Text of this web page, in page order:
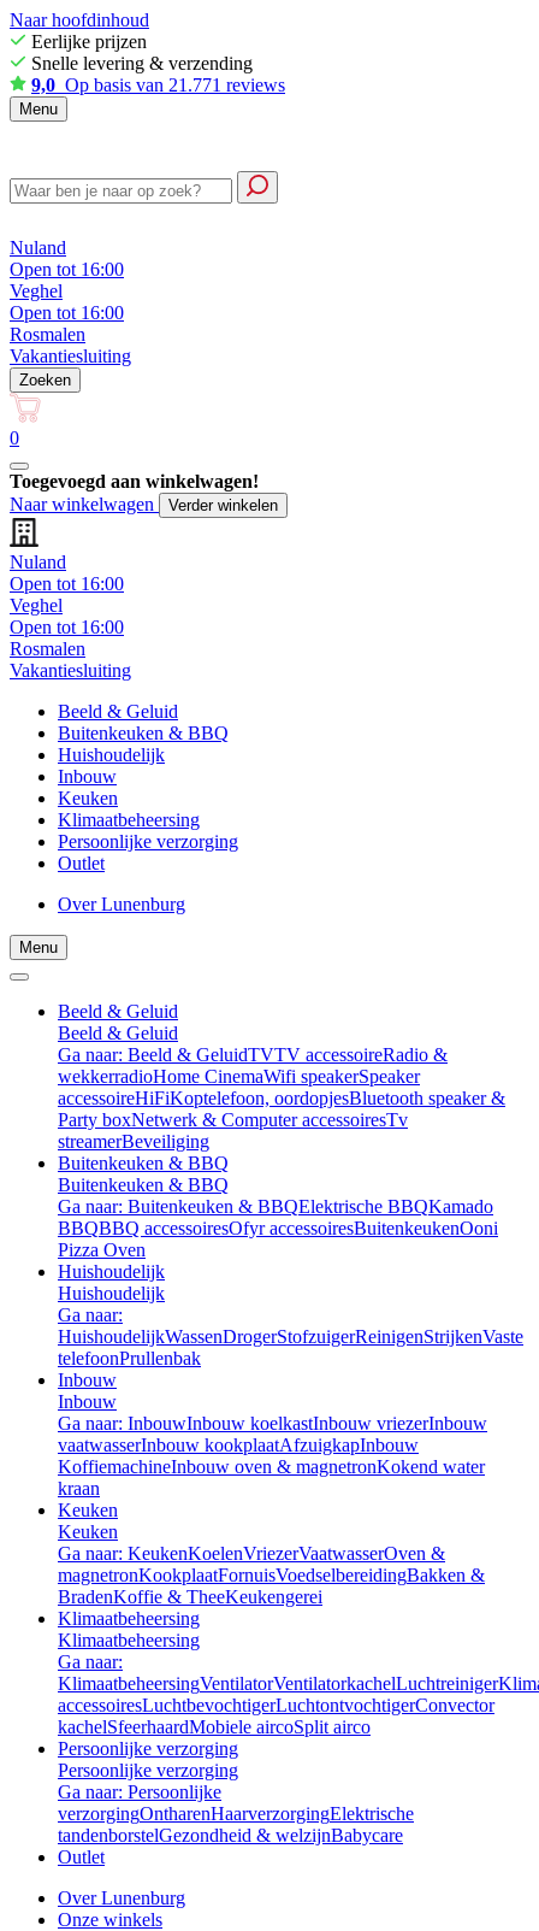
Naar hoofdinhoud
Eerlijke prijzen
Snelle levering & verzending
9,0 Op basis van 21.771 reviews
Menu
Nuland
Open tot 16:00
Veghel
Open tot 16:00
Rosmalen
Vakantiesluiting
Zoeken
0
Toegevoegd aan winkelwagen!
Naar winkelwagen
Verder winkelen
Nuland
Open tot 16:00
Veghel
Open tot 16:00
Rosmalen
Vakantiesluiting
Beeld & Geluid
Buitenkeuken & BBQ
Huishoudelijk
Inbouw
Keuken
Klimaatbeheersing
Persoonlijke verzorging
Outlet
Over Lunenburg
Menu
Beeld & Geluid
Beeld & Geluid
Ga naar: Beeld & GeluidTVTV accessoireRadio &
wekkerradioHome CinemaWifi speakerSpeaker
accessoireHiFiKoptelefoon, oordopjesBluetooth speaker &
Party boxNetwerk & Computer accessoiresTv
streamerBeveiliging
Buitenkeuken & BBQ
Buitenkeuken & BBQ
Ga naar: Buitenkeuken & BBQElektrische BBQKamado
BBQBBQ accessoiresOfyr accessoiresBuitenkeukenOoni
Pizza Oven
Huishoudelijk
Huishoudelijk
Ga naar:
HuishoudelijkWassenDrogerStofzuigerReinigenStrijkenVaste
telefoonPrullenbak
Inbouw
Inbouw
Ga naar: InbouwInbouw koelkastInbouw vriezerInbouw
vaatwasserInbouw kookplaatAfzuigkapInbouw
KoffiemachineInbouw oven & magnetronKokend water
kraan
Keuken
Keuken
Ga naar: KeukenKoelenVriezerVaatwasserOven &
magnetronKookplaatFornuisVoedselbereidingBakken &
BradenKoffie & TheeKeukengerei
Klimaatbeheersing
Klimaatbeheersing
Ga naar:
KlimaatbeheersingVentilatorVentilatorkachelLuchtreiniger
accessoiresLuchtbevochtigerLuchtontvochtigerConvector
kachelSfeerhaardMobiele aircoSplit airco
Persoonlijke verzorging
Persoonlijke verzorging
Ga naar: Persoonlijke
verzorgingOntharenHaarverzorgingElektrische
tandenborstelGezondheid & welzijnBabycare
Outlet
Over Lunenburg
Onze winkels